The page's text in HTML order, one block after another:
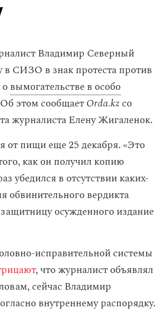
Владимир Северный
в СИЗО в знак протеста против
вымогательстве в особо
этом сообщаетOrda.kzсо
журналиста Елену Жигаленок.
от пищи еще 25 декабря. «Это
как он получил копию
убедился в отсутствии каких-
обвинительного вердикта
осужденного издание
исправительной системы
, что журналист объявлял
сейчас Владимир
внутреннему распорядку.